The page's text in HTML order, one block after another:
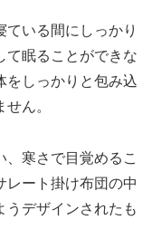
いる間にしっかり
て眠ることができな
をしっかりと包み込
ん。
寒さで目覚めるこ
レート掛け布団の中
うデザインされたも